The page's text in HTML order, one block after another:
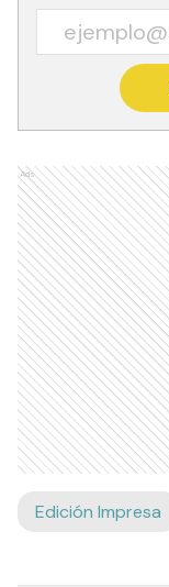
Ads
Edición Impresa